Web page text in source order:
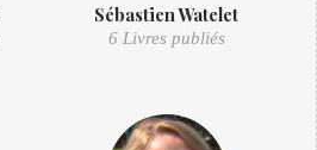
Sébastien Watelet
6 Livres publiés